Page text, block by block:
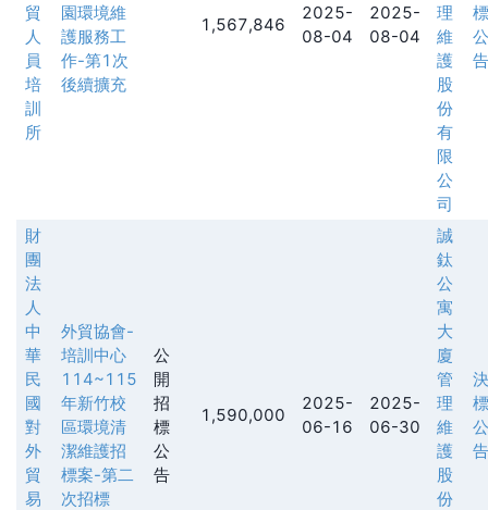
貿
人
員
培
訓
所
園環境維
護服務工
作-第1次
後續擴充
1,567,846
2025-
08-04
2025-
08-04
理
維
護
股
份
有
限
公
司
標
公
告
財
團
法
人
中
華
民
國
對
外
貿
易
外貿協會-
培訓中心
114~115
年新竹校
區環境清
潔維護招
標案-第二
次招標
公
開
招
標
公
告
1,590,000
2025-
06-16
2025-
06-30
誠
鈦
公
寓
大
廈
管
理
維
護
股
份
決
標
公
告